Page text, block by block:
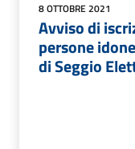
8 OTTOBRE 2021
Avviso di
persone
di Seggio